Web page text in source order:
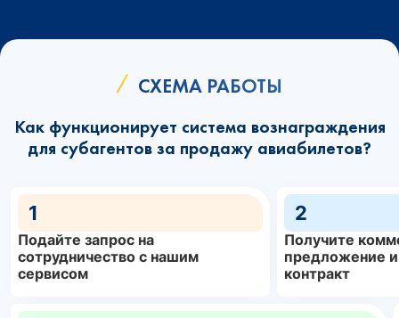
СХЕМА РАБОТЫ
Как функционирует система вознаграждения
для субагентов за продажу авиабилетов?
1
Подайте запрос на
сотрудничество с нашим
сервисом
2
Получите
предложение
контракт